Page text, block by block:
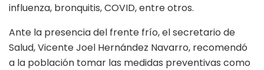
influenza, bronquitis, COVID, entre otros.
Ante la presencia del frente frío, el secretario de
Salud, Vicente Joel Hernández Navarro, recomendó
a la población tomar las medidas preventivas como